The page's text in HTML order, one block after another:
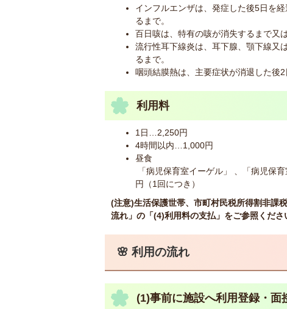
インフルエンザは、発症した後5日を
るまで。
百日咳は、特有の咳が消失するまで又
流行性耳下線炎は、耳下腺、顎下線又
るまで。
咽頭結膜熱は、主要症状が消退した後2
利用料
1日…2,250円
4時間以内…1,000円
昼食
「病児保育室イーゲル」 、「病児保
円（1回につき）
(注意)生活保護世帯、市町村民税所得割非課
流れ」の「(4)利用料の支払」をご参照くださ
🌸 利用の流れ
(1)事前に施設へ利用登録・面